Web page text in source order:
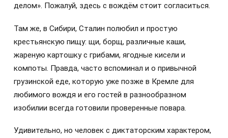
делом». Пожалуй, здесь с вождём стоит согласиться.
Там же, в Сибири, Сталин полюбил и простую
крестьянскую пищу: щи, борщ, различные каши,
жареную картошку с грибами, ягодные кисели и
компоты. Правда, часто вспоминал и о привычной
грузинской еде, которую уже позже в Кремле для
любимого вождя и его гостей в разнообразном
изобилии всегда готовили проверенные повара.
Удивительно, но человек с диктаторским характером,